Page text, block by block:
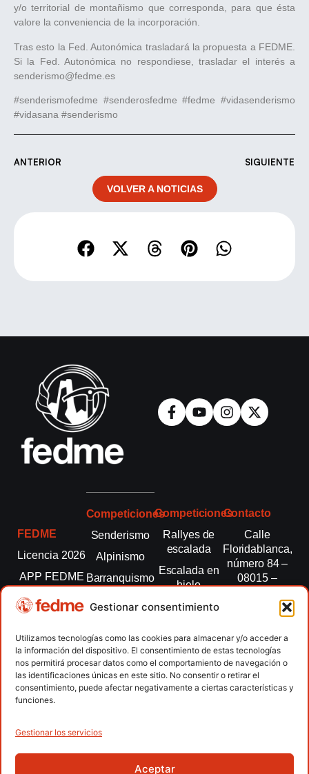
Gestionar consentimiento
Utilizamos tecnologías como las cookies para almacenar y/o acceder a
la información del dispositivo. El consentimiento de estas tecnologías
nos permitirá procesar datos como el comportamiento de navegación o
las identificaciones únicas en este sitio. No consentir o retirar el
consentimiento, puede afectar negativamente a ciertas características y
funciones.
Gestionar los servicios
Aceptar
y/o territorial de montañismo que corresponda, para que ésta
valore la conveniencia de la incorporación.
Tras esto la Fed. Autonómica trasladará la propuesta a FEDME.
Si la Fed. Autonómica no respondiese, trasladar el interés a
senderismo@fedme.es
#senderismofedme #senderosfedme #fedme #vidasenderismo
#vidasana #senderismo
ANTERIOR SIGUIENTE
VOLVER A NOTICIAS
FEDME
Licencia 2026
APP FEDME
Transparencia
autonómicas
Clubes
Contacto
Competiciones
Senderismo
Alpinismo
Barranquismo
montaña
Escalada
Escalada
paralimpica
Competiciones
Rallyes de
escalada
Escalada en
hielo
Esquí de
Marcha
Nórdica
Raquetas de
nieve
Contacto
Calle
Floridablanca,
número 84 –
08015 –
fedme@fedme.es
934 264 267
Copyright © 2026 Federación Española de Deportes de